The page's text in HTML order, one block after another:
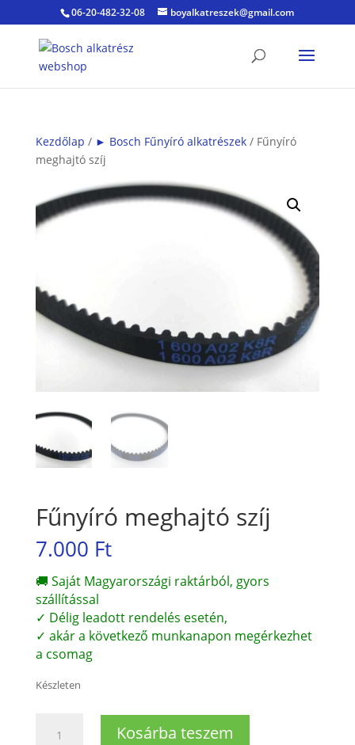
06-20-482-32-08 boyalkatreszek@gmail.com
Kezdőlap / ► Bosch Fűnyíró alkatrészek/ Fűnyíró
meghajtó szíj
Fűnyíró meghajtó szíj
7.000 Ft
🚚 Saját Magyarországi raktárból, gyors
szállítással
✓ Délig leadott rendelés esetén,
✓ akár a következő munkanapon megérkezhet
a csomag
Készleten
meghajtó
Kosárba teszem